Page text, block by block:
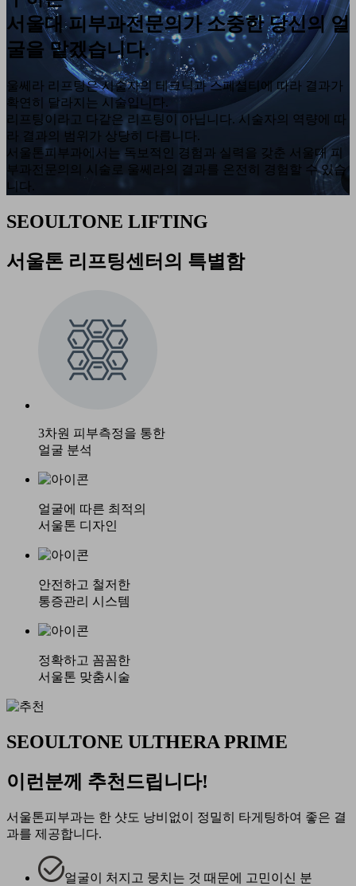
서울대 피부과전문의가 소중한 당신의 얼
굴을 맡겠습니다.
울쎄라 리프팅은 시술자의 테크닉과 스페셜티에 따라 결과가
확연히 달라지는 시술입니다.
리프팅이라고 다같은 리프팅이 아닙니다. 시술자의 역량에 따
라 결과의 범위가 상당히 다릅니다.
서울톤피부과에서는 독보적인 경험과 실력을 갖춘 서울대 피
부과전문의의 시술로 울쎄라의 결과를 온전히 경험할 수 있습
니다.
SEOULTONE LIFTING
서울톤 리프팅센터의 특별함
3차원 피부측정을 통한
얼굴 분석
얼굴에 따른 최적의
서울톤 디자인
안전하고 철저한
통증관리 시스템
정확하고 꼼꼼한
서울톤 맞춤시술
SEOULTONE ULTHERA PRIME
이런분께 추천드립니다!
서울톤피부과는 한 샷도 낭비없이 정밀히 타게팅하여 좋은 결
과를 제공합니다.
얼굴이 처지고 뭉치는 것 때문에 고민이신 분